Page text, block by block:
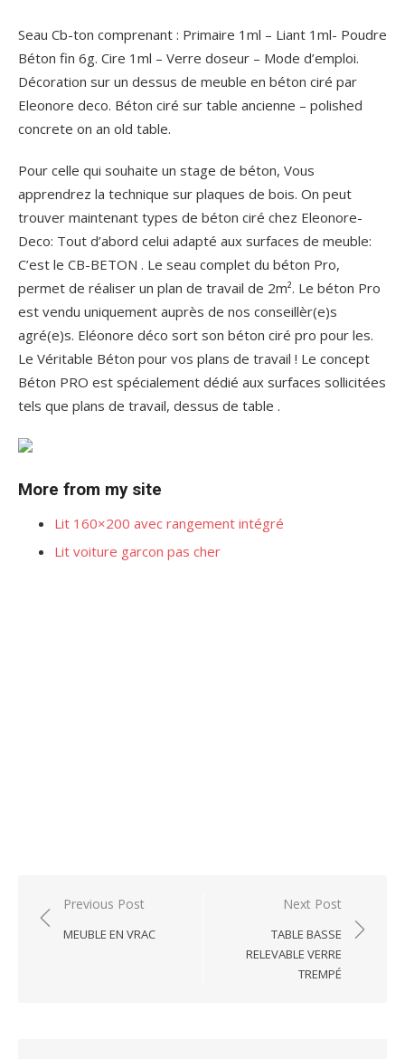
Seau Cb-ton comprenant : Primaire 1ml – Liant 1ml- Poudre
Béton fin 6g. Cire 1ml – Verre doseur – Mode d’emploi.
Décoration sur un dessus de meuble en béton ciré par
Eleonore deco. Béton ciré sur table ancienne – polished
concrete on an old table.
Pour celle qui souhaite un stage de béton, Vous
apprendrez la technique sur plaques de bois. On peut
trouver maintenant types de béton ciré chez Eleonore-
Deco: Tout d’abord celui adapté aux surfaces de meuble:
C’est le CB-BETON . Le seau complet du béton Pro,
permet de réaliser un plan de travail de 2m². Le béton Pro
est vendu uniquement auprès de nos conseillèr(e)s
agré(e)s. Eléonore déco sort son béton ciré pro pour les.
Le Véritable Béton pour vos plans de travail ! Le concept
Béton PRO est spécialement dédié aux surfaces sollicitées
tels que plans de travail, dessus de table .
More from my site
Lit 160×200 avec rangement intégré
Lit voiture garcon pas cher
Post
navigation
Previous Post
MEUBLE EN VRAC
Next Post
TABLE BASSE
RELEVABLE VERRE
TREMPÉ